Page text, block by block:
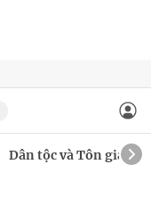
Dân tộc và Tôn giáo